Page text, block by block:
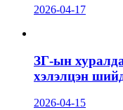
2026-04-17
ЗГ-ын
хэлэлцэн
2026-04-15